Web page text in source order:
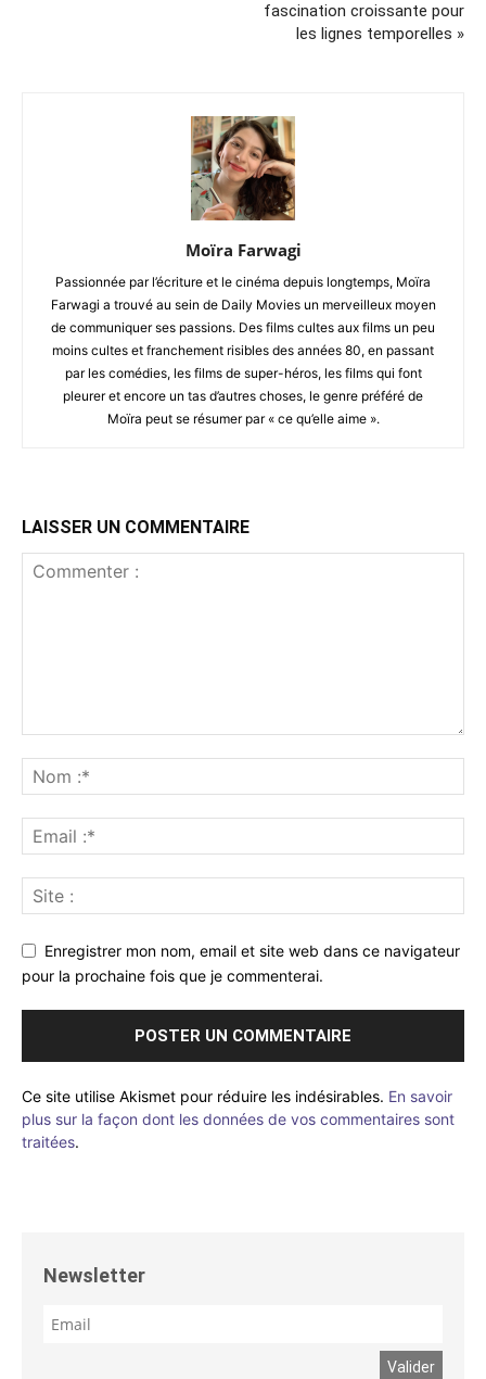
fascination croissante pour
les lignes temporelles »
Moïra Farwagi
Passionnée par l’écriture et le cinéma depuis longtemps, Moïra
Farwagi a trouvé au sein de Daily Movies un merveilleux moyen
de communiquer ses passions. Des films cultes aux films un peu
moins cultes et franchement risibles des années 80, en passant
par les comédies, les films de super-héros, les films qui font
pleurer et encore un tas d’autres choses, le genre préféré de
Moïra peut se résumer par « ce qu’elle aime ».
LAISSER UN COMMENTAIRE
Enregistrer mon nom, email et site web dans ce navigateur
pour la prochaine fois que je commenterai.
Ce site utilise Akismet pour réduire les indésirables. En savoir
plus sur la façon dont les données de vos commentaires sont
traitées.
Newsletter